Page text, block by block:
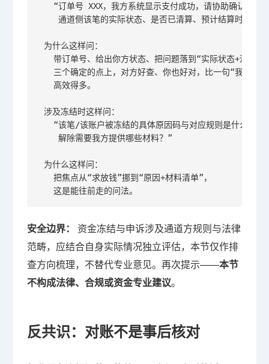
“订单号 XXX，我方系统显示支付成功，请协助确认
通道侧该笔的实际状态、是否已清算、预计结算时间。”
为什么这样问：
带订单号、给出你方状态、把问题落到“实际状态+清算+
三个确定的点上，对方好查、你也好对，比一句“我钱怎
高效得多。
涉及冻结时这样问：
“该笔/该账户被冻结的具体原因码与对应规则是什么，
解除需要我方提供哪些材料？”
为什么这样问：
把焦点从“求放钱”挪到“原因+材料清单”，
这是能往前走的问法。
安全边界：
资金冻结与申诉涉及通道方规则与法律
范畴，应结合自身实际情况独立评估，本节仅作排
查方向梳理，不替代专业意见。再次提示——本节
不构成法律、合规或资金专业建议。
反共识：对账不是事后核对